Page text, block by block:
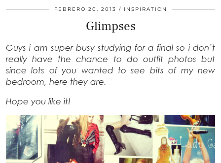
FEBRERO 20, 2013 INSPIRATION
Glimpses
Guys i am super busy studying for a final so i don’t
really have the chance to do outfit photos but
since lots of you wanted to see bits of my new
bedroom, here they are.
Hope you like it!